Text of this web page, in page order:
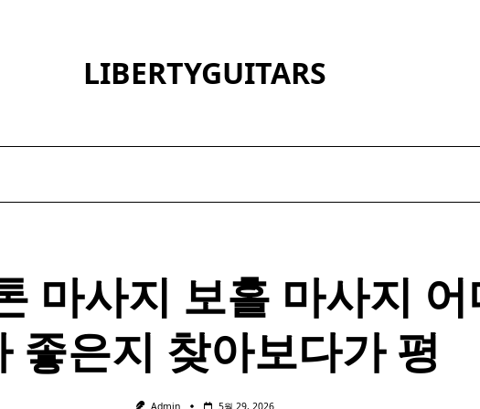
LIBERTYGUITARS
마사지 보홀 마사지 어
좋은지 찾아보다가 평
Admin 5월 29, 2026